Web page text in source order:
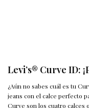
Levi’s® Curve ID:
¿Aún no sabes cuál es tu
jeans con el calce perfecto
Curve son los cuatro calces